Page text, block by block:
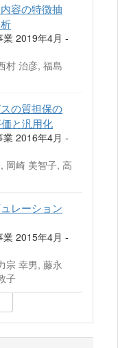
容の特徴抽
業 2019年4月 -
村 治彦, 福島
の質担保の
と汎用化
業 2016年4月 -
岡崎 美智子, 高
レーション
業 2015年4月 -
宗 幸男, 藤永
子